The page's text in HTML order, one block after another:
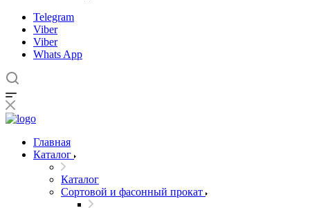
Telegram
Viber
Viber
Whats App
Главная
Каталог
Каталог
Сортовой и фасонный прокат